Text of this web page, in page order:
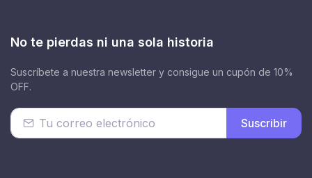
No te pierdas ni una sola historia
Suscríbete a nuestra newsletter y consigue un cupón de 10%
OFF.
Suscribir